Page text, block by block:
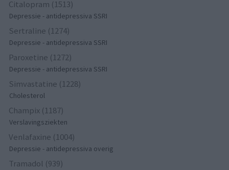
Citalopram (1513)
Depressie - antidepressiva SSRI
Sertraline (1274)
Depressie - antidepressiva SSRI
Paroxetine (1272)
Depressie - antidepressiva SSRI
Simvastatine (1228)
Cholesterol
Champix (1187)
Verslavingsziekten
Venlafaxine (1004)
Depressie - antidepressiva overig
Tramadol (939)